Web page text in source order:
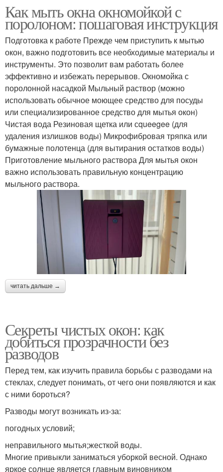
Как мыть окна окномойкой с
поролоном: пошаговая инструкция
Подготовка к работе Прежде чем приступить к мытью
окон, важно подготовить все необходимые материалы и
инструменты. Это позволит вам работать более
эффективно и избежать перерывов. Окномойка с
поролонной насадкой Мыльный раствор (можно
использовать обычное моющее средство для посуды
или специализированное средство для мытья окон)
Чистая вода Резиновая щетка или сqueegee (для
удаления излишков воды) Микрофибровая тряпка или
бумажные полотенца (для вытирания остатков воды)
Приготовление мыльного раствора Для мытья окон
важно использовать правильную концентрацию
мыльного раствора.
читать дальше →
Секреты чистых окон: как
добиться прозрачности без
разводов
Перед тем, как изучить правила борьбы с разводами на
стеклах, следует понимать, от чего они появляются и как
с ними бороться?
Разводы могут возникать из-за:
погодных условий;
неправильного мытья;жесткой воды.
Многие привыкли заниматься уборкой весной. Однако
яркое солнце является главным виновником